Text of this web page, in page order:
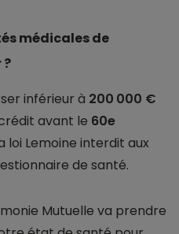
médicales de
inférieur à 200 000 €
avant le 60e
loi Lemoine interdit aux
de santé.
Mutuelle va prendre